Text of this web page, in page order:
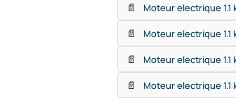
📄 Moteur electrique
📄 Moteur electrique 1.1
📄 Moteur electrique
📄 Moteur electrique